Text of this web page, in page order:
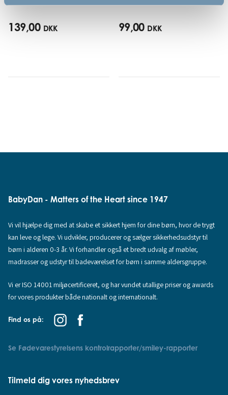
139,00 DKK 99,00 DKK
BabyDan - Matters of the Heart since 1947
Vi vil hjælpe dig med at skabe et sikkert hjem for dine børn, hvor de trygt
kan leve og lege. Vi udvikler, producerer og sælger sikkerhedsudstyr til
børn i alderen 0-3 år. Vi forhandler også et bredt udvalg af møbler,
madrasser og udstyr til badeværelset for børn i samme aldersgruppe.
Vi er ISO 14001 miljøcertificeret, og har vundet utallige priser og awards
for vores produkter både nationalt og internationalt.
Find os på:
Se Fødevarestyrelsens kontrolrapporter/smiley-rapporter
Tilmeld dig vores nyhedsbrev